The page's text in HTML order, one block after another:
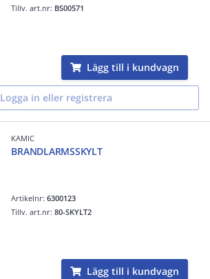
Tillv. art.nr: BS00571
Lägg till i kundvagn
Logga in eller registrera
KAMIC
BRANDLARMSSKYLT
Artikelnr:6300123
Tillv. art.nr:80-SKYLT2
Lägg till i kundvagn